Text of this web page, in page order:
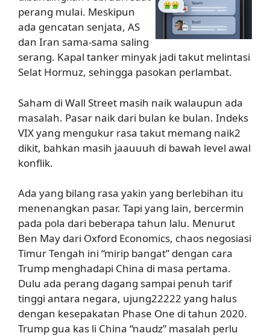
perang mulai. Meskipun
ada gencatan senjata, AS
dan Iran sama-sama saling
serang. Kapal tanker minyak jadi takut melintasi
Selat Hormuz, sehingga pasokan perlambat.
Saham di Wall Street masih naik walaupun ada
masalah. Pasar naik dari bulan ke bulan. Indeks
VIX yang mengukur rasa takut memang naik2
dikit, bahkan masih jaauuuh di bawah level awal
konflik.
Ada yang bilang rasa yakin yang berlebihan itu
menenangkan pasar. Tapi yang lain, bercermin
pada pola dari beberapa tahun lalu. Menurut
Ben May dari Oxford Economics, chaos negosiasi
Timur Tengah ini “mirip bangat” dengan cara
Trump menghadapi China di masa pertama.
Dulu ada perang dagang sampai penuh tarif
tinggi antara negara, ujung22222 yang halus
dengan kesepakatan Phase One di tahun 2020.
Trump gua kas li China “naudz” masalah perlu